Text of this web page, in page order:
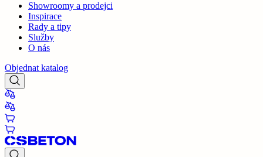
Showroomy a prodejci
Inspirace
Rady a tipy
Služby
O nás
Objednat katalog